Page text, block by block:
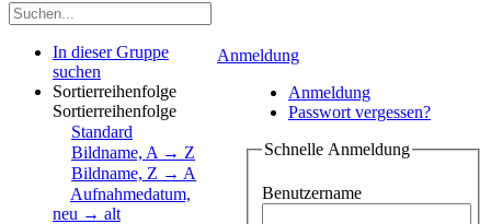
Anmeldung
Anmeldung
Passwort vergessen?
Schnelle Anmeldung
Benutzername
In dieser Gruppe
suchen
Sortierreihenfolge
Sortierreihenfolge
Standard
Bildname, A → Z
Bildname, Z → A
Aufnahmedatum,
neu → alt